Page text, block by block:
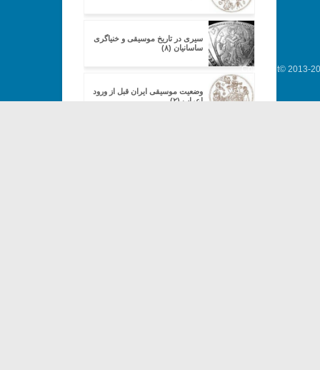
سیری در تاریخ موسیقی و خنیاگری
ساسانیان (۸)
وضعیت موسیقی ایران قبل از ورود
اعراب (۲)
Copyright© 2013-